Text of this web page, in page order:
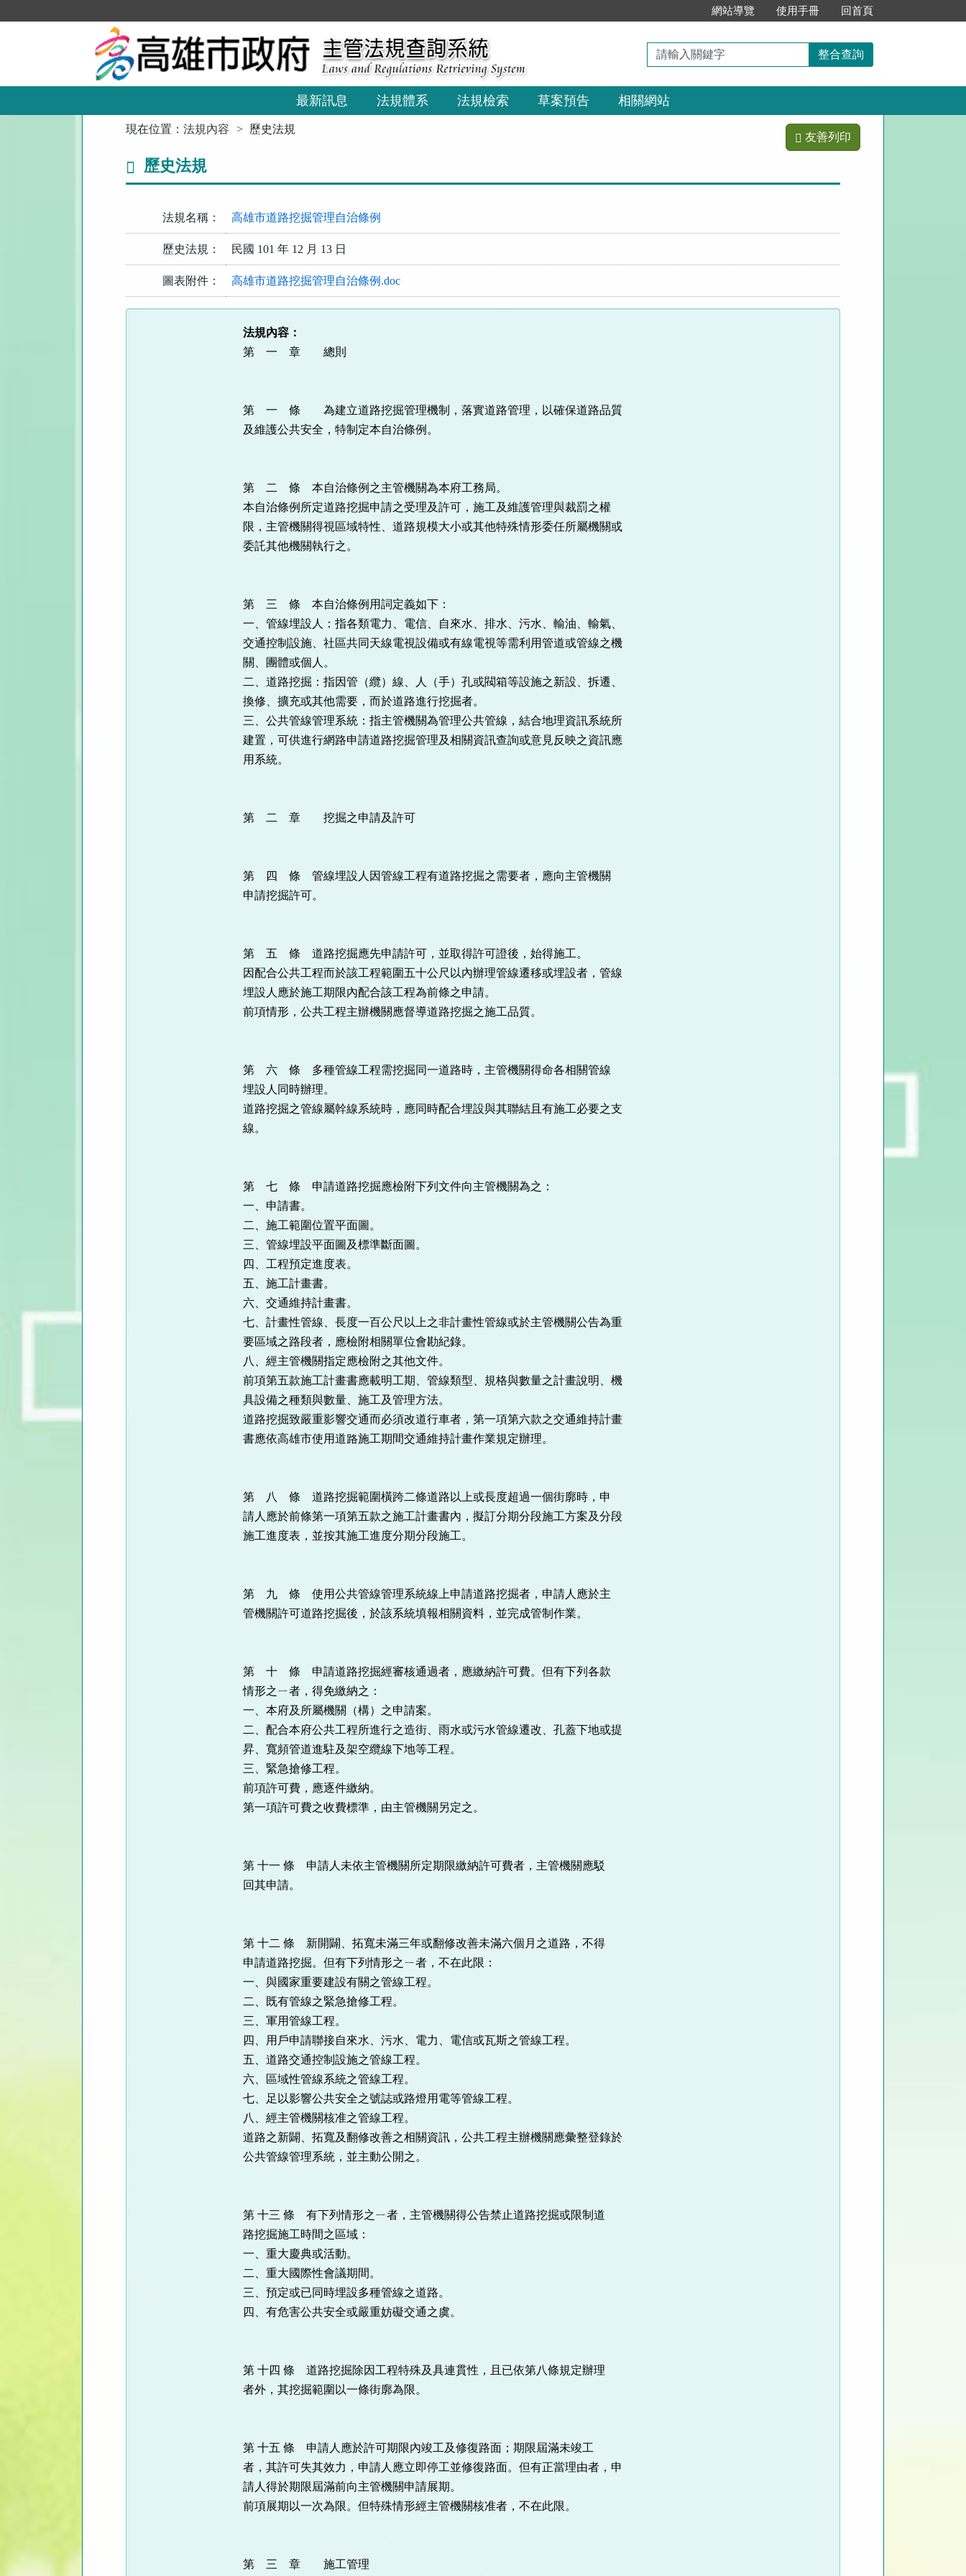
到
網站導覽 使用手冊 回首頁
請
輸
入
關
鍵
整合查詢
最新訊息 法規體系 法規檢索 草案預告 相關網站
現在位置：法規內容 歷史法規
友善列印
歷史法規
法規名稱： 高雄市道路挖掘管理自治條例
歷史法規： 民國 101 年 12 月 13 日
圖表附件： 高雄市道路挖掘管理自治條例.doc
法規內容：
第 一 章 總則
第 一 條 為建立道路挖掘管理機制，落實道路管理，以確保道路品質
及維護公共安全，特制定本自治條例。
第 二 條 本自治條例之主管機關為本府工務局。
本自治條例所定道路挖掘申請之受理及許可，施工及維護管理與裁罰之權
限，主管機關得視區域特性、道路規模大小或其他特殊情形委任所屬機關或
委託其他機關執行之。
第 三 條 本自治條例用詞定義如下：
一、管線埋設人：指各類電力、電信、自來水、排水、污水、輸油、輸氣、
交通控制設施、社區共同天線電視設備或有線電視等需利用管道或管線之機
關、團體或個人。
二、道路挖掘：指因管（纜）線、人（手）孔或閥箱等設施之新設、拆遷、
換修、擴充或其他需要，而於道路進行挖掘者。
三、公共管線管理系統：指主管機關為管理公共管線，結合地理資訊系統所
建置，可供進行網路申請道路挖掘管理及相關資訊查詢或意見反映之資訊應
用系統。
第 二 章 挖掘之申請及許可
第 四 條 管線埋設人因管線工程有道路挖掘之需要者，應向主管機關
申請挖掘許可。
第 五 條 道路挖掘應先申請許可，並取得許可證後，始得施工。
因配合公共工程而於該工程範圍五十公尺以內辦理管線遷移或埋設者，管線
埋設人應於施工期限內配合該工程為前條之申請。
前項情形，公共工程主辦機關應督導道路挖掘之施工品質。
第 六 條 多種管線工程需挖掘同一道路時，主管機關得命各相關管線
埋設人同時辦理。
道路挖掘之管線屬幹線系統時，應同時配合埋設與其聯結且有施工必要之支
線。
第 七 條 申請道路挖掘應檢附下列文件向主管機關為之：
一、申請書。
二、施工範圍位置平面圖。
三、管線埋設平面圖及標準斷面圖。
四、工程預定進度表。
五、施工計畫書。
六、交通維持計畫書。
七、計畫性管線、長度一百公尺以上之非計畫性管線或於主管機關公告為重
要區域之路段者，應檢附相關單位會勘紀錄。
八、經主管機關指定應檢附之其他文件。
前項第五款施工計畫書應載明工期、管線類型、規格與數量之計畫說明、機
具設備之種類與數量、施工及管理方法。
道路挖掘致嚴重影響交通而必須改道行車者，第一項第六款之交通維持計畫
書應依高雄市使用道路施工期間交通維持計畫作業規定辦理。
第 八 條 道路挖掘範圍橫跨二條道路以上或長度超過一個街廓時，申
請人應於前條第一項第五款之施工計畫書內，擬訂分期分段施工方案及分段
施工進度表，並按其施工進度分期分段施工。
第 九 條 使用公共管線管理系統線上申請道路挖掘者，申請人應於主
管機關許可道路挖掘後，於該系統填報相關資料，並完成管制作業。
第 十 條 申請道路挖掘經審核通過者，應繳納許可費。但有下列各款
情形之ㄧ者，得免繳納之：
一、本府及所屬機關（構）之申請案。
二、配合本府公共工程所進行之造街、雨水或污水管線遷改、孔蓋下地或提
昇、寬頻管道進駐及架空纜線下地等工程。
三、緊急搶修工程。
前項許可費，應逐件繳納。
第一項許可費之收費標準，由主管機關另定之。
第 十一 條 申請人未依主管機關所定期限繳納許可費者，主管機關應駁
回其申請。
第 十二 條 新開闢、拓寬未滿三年或翻修改善未滿六個月之道路，不得
申請道路挖掘。但有下列情形之ㄧ者，不在此限：
一、與國家重要建設有關之管線工程。
二、既有管線之緊急搶修工程。
三、軍用管線工程。
四、用戶申請聯接自來水、污水、電力、電信或瓦斯之管線工程。
五、道路交通控制設施之管線工程。
六、區域性管線系統之管線工程。
七、足以影響公共安全之號誌或路燈用電等管線工程。
八、經主管機關核准之管線工程。
道路之新闢、拓寬及翻修改善之相關資訊，公共工程主辦機關應彙整登錄於
公共管線管理系統，並主動公開之。
第 十三 條 有下列情形之ㄧ者，主管機關得公告禁止道路挖掘或限制道
路挖掘施工時間之區域：
一、重大慶典或活動。
二、重大國際性會議期間。
三、預定或已同時埋設多種管線之道路。
四、有危害公共安全或嚴重妨礙交通之虞。
第 十四 條 道路挖掘除因工程特殊及具連貫性，且已依第八條規定辦理
者外，其挖掘範圍以一條街廓為限。
第 十五 條 申請人應於許可期限內竣工及修復路面；期限屆滿未竣工
者，其許可失其效力，申請人應立即停工並修復路面。但有正當理由者，申
請人得於期限屆滿前向主管機關申請展期。
前項展期以一次為限。但特殊情形經主管機關核准者，不在此限。
第 三 章 施工管理